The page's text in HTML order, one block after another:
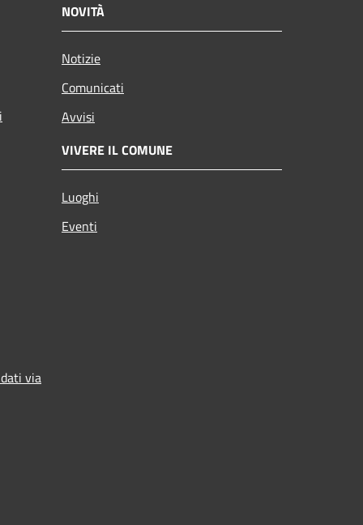
NOVITÀ
Notizie
Comunicati
Avvisi
VIVERE IL COMUNE
Luoghi
Eventi
via